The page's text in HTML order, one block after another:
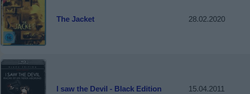
The Jacket 28.02.2020
I saw the Devil - Black Edition 15.04.2011